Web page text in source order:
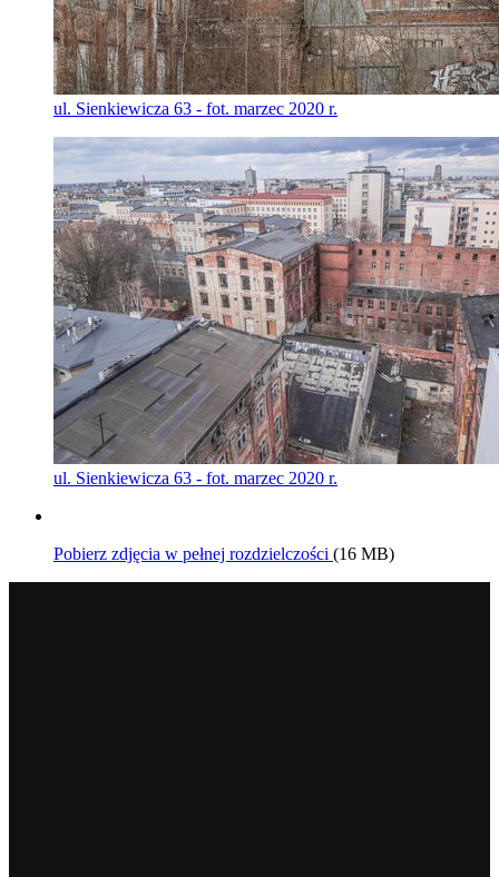
ul. Sienkiewicza 63 - fot. marzec 2020 r.
ul. Sienkiewicza 63 - fot. marzec 2020 r.
Pobierz zdjęcia w pełnej rozdzielczości (16 MB)